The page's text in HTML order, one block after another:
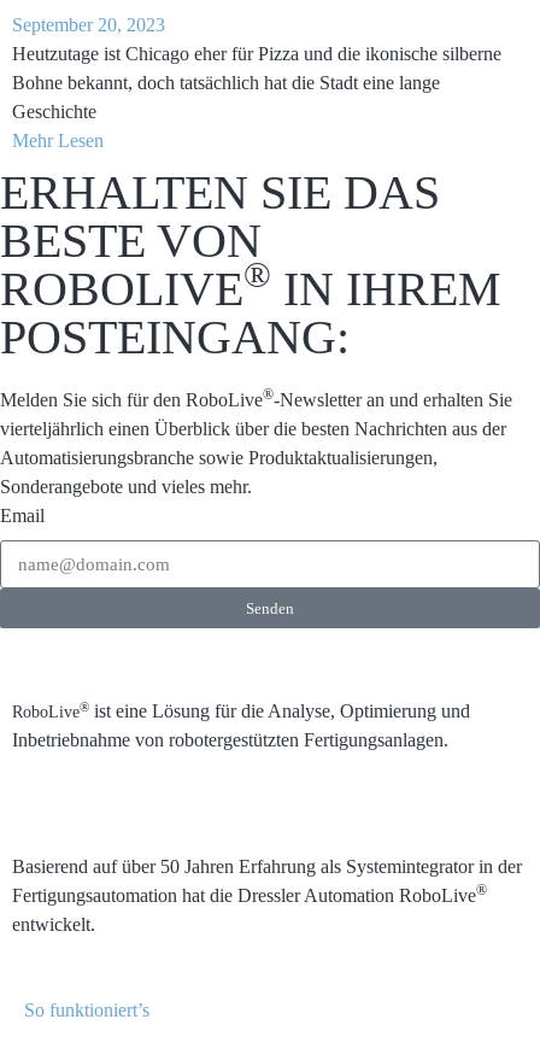
September 20, 2023
Heutzutage ist Chicago eher für Pizza und die ikonische silberne
Bohne bekannt, doch tatsächlich hat die Stadt eine lange
Geschichte
Mehr Lesen
ERHALTEN SIE DAS
BESTE VON
ROBOLIVE® IN IHREM
POSTEINGANG:
Melden Sie sich für den RoboLive®-Newsletter an und erhalten Sie
vierteljährlich einen Überblick über die besten Nachrichten aus der
Automatisierungsbranche sowie Produktaktualisierungen,
Sonderangebote und vieles mehr.
Email
Senden
RoboLive® ist eine Lösung für die Analyse, Optimierung und
Inbetriebnahme von robotergestützten Fertigungsanlagen.
Basierend auf über 50 Jahren Erfahrung als Systemintegrator in der
Fertigungsautomation hat die Dressler Automation RoboLive®
entwickelt.
So funktioniert’s